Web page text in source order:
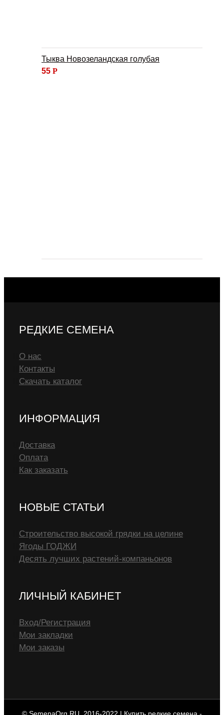
Тыква Новозеландская голубая
55 Р
РЕДКИЕ СЕМЕНА
О нас
Контакты
Скачать каталог
ИНФОРМАЦИЯ
Доставка
Оплата
Как заказать
НОВЫЕ СТАТЬИ
Строительство высокой грядки на целине
Ягоды ГОДЖИ
Десять лучших растений-компаньонов
ЛИЧНЫЙ КАБИНЕТ
Вход/Регистрация
Мои закладки
Мои заказы